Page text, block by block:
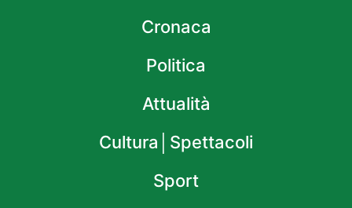
Cronaca
Politica
Attualità
Cultura│Spettacoli
Sport